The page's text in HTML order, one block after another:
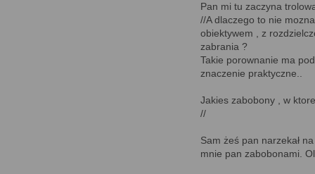
Pan mi tu zaczyna
//A dlaczego to nie
obiektywem , z
zabrania ?
Takie porownanie ma
znaczenie praktyczne..
Jakies zabobony , w
//
Sam żeś pan narzekał
mnie pan zabobonami.